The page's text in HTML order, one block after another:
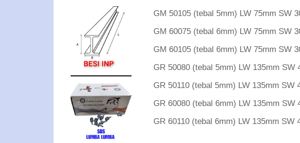
GM 50105 (tebal 5mm) LW 75mm SW
GM 60075 (tebal 6mm) LW 75mm SW
GM 60105 (tebal 6mm) LW 75mm SW
GR 50080 (tebal 5mm) LW 135mm SW
GR 50110 (tebal 5mm) LW 135mm SW
GR 60080 (tebal 6mm) LW 135mm SW
GR 60110 (tebal 6mm) LW 135mm SW